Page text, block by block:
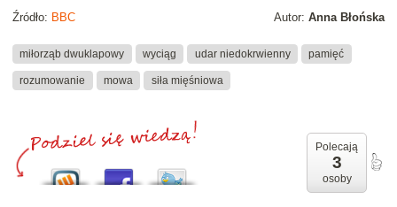
Autor: Anna Błońska
Źródło: BBC
miłorząb dwuklapowy wyciąg udar niedokrwienny pamięć
rozumowanie mowa siła mięśniowa
Polecają
3
osoby